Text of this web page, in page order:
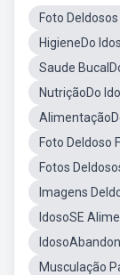
Foto DeIdosos
HigieneDo
Saude
NutriçãoDo
Foto DeIdoso
Fotos
Imagens
IdosoSE
Musculação